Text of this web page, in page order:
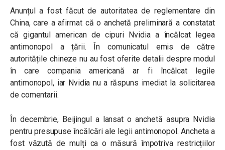
Anunțul a fost făcut de autoritatea de reglementare din
China, care a afirmat că o anchetă preliminară a constatat
că gigantul american de cipuri Nvidia a încălcat legea
antimonopol a țării. În comunicatul emis de către
autoritățile chineze nu au fost oferite detalii despre modul
în care compania americană ar fi încălcat legile
antimonopol, iar Nvidia nu a răspuns imediat la solicitarea
de comentarii.
În decembrie, Beijingul a lansat o anchetă asupra Nvidia
pentru presupuse încălcări ale legii antimonopol. Ancheta a
fost văzută de mulți ca o măsură împotriva restricțiilor